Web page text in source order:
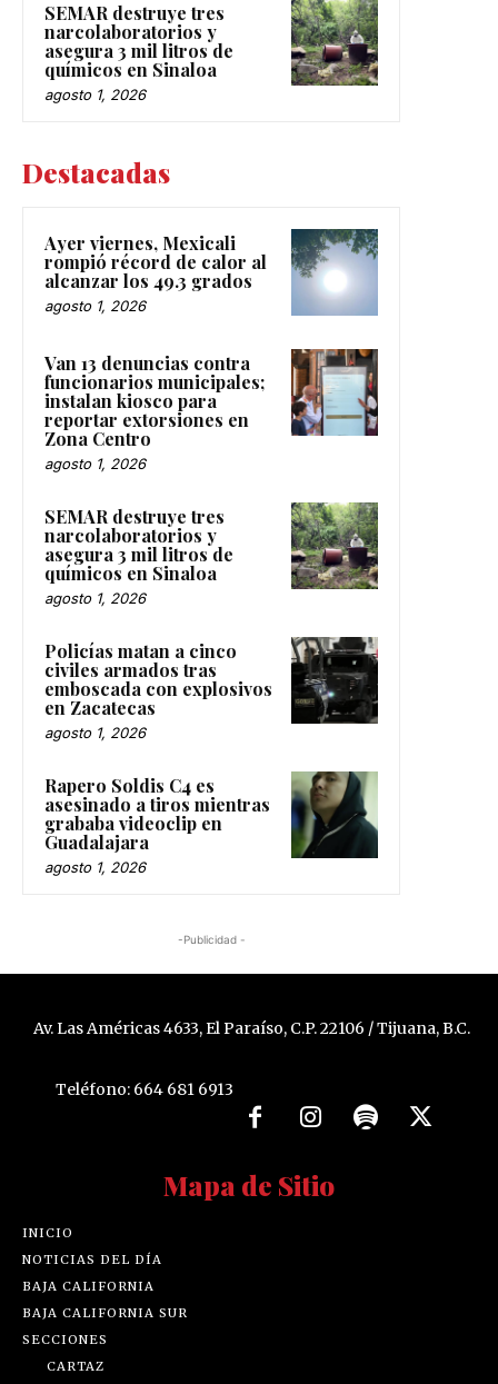
SEMAR destruye tres
narcolaboratorios y
asegura 3 mil litros de
químicos en Sinaloa
agosto 1, 2026
Destacadas
Ayer viernes, Mexicali
rompió récord de calor al
alcanzar los 49.3 grados
agosto 1, 2026
Van 13 denuncias contra
funcionarios municipales;
instalan kiosco para
reportar extorsiones en
Zona Centro
agosto 1, 2026
SEMAR destruye tres
narcolaboratorios y
asegura 3 mil litros de
químicos en Sinaloa
agosto 1, 2026
Policías matan a cinco
civiles armados tras
emboscada con explosivos
en Zacatecas
agosto 1, 2026
Rapero Soldis C4 es
asesinado a tiros mientras
grababa videoclip en
Guadalajara
agosto 1, 2026
-Publicidad -
Av. Las Américas 4633, El Paraíso, C.P. 22106 / Tijuana, B.C.
Teléfono: 664 681 6913
Mapa de Sitio
INICIO
NOTICIAS DEL DÍA
BAJA CALIFORNIA
BAJA CALIFORNIA SUR
SECCIONES
CARTAZ